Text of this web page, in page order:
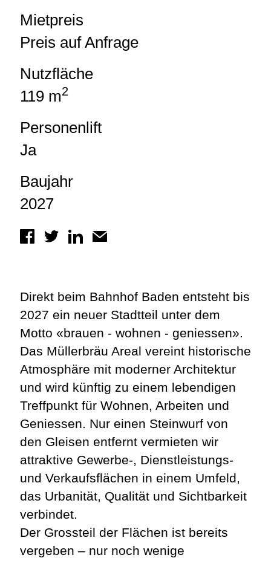
Mietpreis
Preis auf Anfrage
Nutzfläche
119 m2
Personenlift
Ja
Baujahr
2027
Direkt beim Bahnhof Baden entsteht bis
2027 ein neuer Stadtteil unter dem
Motto «brauen - wohnen - geniessen».
Das Müllerbräu Areal vereint historische
Atmosphäre mit moderner Architektur
und wird künftig zu einem lebendigen
Treffpunkt für Wohnen, Arbeiten und
Geniessen. Nur einen Steinwurf von
den Gleisen entfernt vermieten wir
attraktive Gewerbe-, Dienstleistungs-
und Verkaufsflächen in einem Umfeld,
das Urbanität, Qualität und Sichtbarkeit
verbindet.
Der Grossteil der Flächen ist bereits
vergeben – nur noch wenige